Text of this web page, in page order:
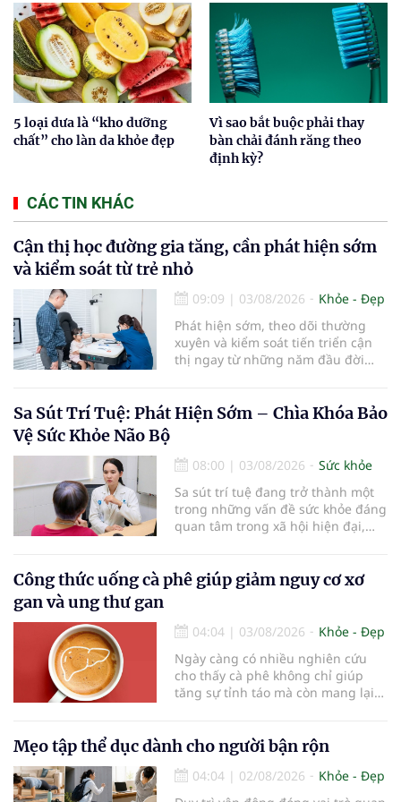
5 loại dưa là “kho dưỡng
chất” cho làn da khỏe đẹp
Vì sao bắt buộc phải thay
bàn chải đánh răng theo
định kỳ?
CÁC TIN KHÁC
Cận thị học đường gia tăng, cần phát hiện sớm
và kiểm soát từ trẻ nhỏ
09:09 | 03/08/2026
Khỏe - Đẹp
Phát hiện sớm, theo dõi thường
xuyên và kiểm soát tiến triển cận
thị ngay từ những năm đầu đời
trẻ. Đây cũng là định hướng của
Trung tâm Nhãn nhi và Kiểm soát
Đô đưa vào hoạt động ngày 1/8.
Sa Sút Trí Tuệ: Phát Hiện Sớm – Chìa Khóa Bảo
Vệ Sức Khỏe Não Bộ
08:00 | 03/08/2026
Sức khỏe
Sa sút trí tuệ đang trở thành một
trong những vấn đề sức khỏe đáng
quan tâm trong xã hội hiện đại,
triệu người trên thế giới đang
sống chung với bệnh, trong đó
70% trường hợp.
Công thức uống cà phê giúp giảm nguy cơ xơ
gan và ung thư gan
04:04 | 03/08/2026
Khỏe - Đẹp
Ngày càng có nhiều nghiên cứu
cho thấy cà phê không chỉ giúp
tăng sự tỉnh táo mà còn mang lại
đóng vai trò lọc độc tố, chuyển hóa
thuốc và dự trữ nhiều vitamin,
khoáng chất thiết yếu nhưng cũng
rất dễ bị tổn thương…
Mẹo tập thể dục dành cho người bận rộn
04:04 | 02/08/2026
Khỏe - Đẹp